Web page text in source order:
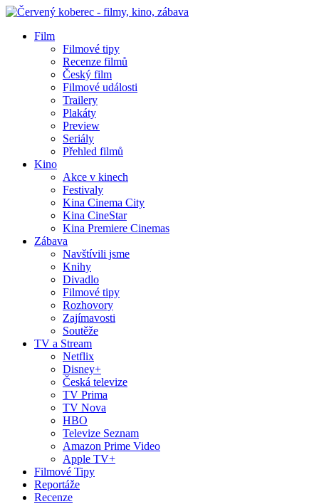
Film
Filmové tipy
Recenze filmů
Český film
Filmové události
Trailery
Plakáty
Preview
Seriály
Přehled filmů
Kino
Akce v kinech
Festivaly
Kina Cinema City
Kina CineStar
Kina Premiere Cinemas
Zábava
Navštívili jsme
Knihy
Divadlo
Filmové tipy
Rozhovory
Zajímavosti
Soutěže
TV a Stream
Netflix
Disney+
Česká televize
TV Prima
TV Nova
HBO
Televize Seznam
Amazon Prime Video
Apple TV+
Filmové Tipy
Reportáže
Recenze